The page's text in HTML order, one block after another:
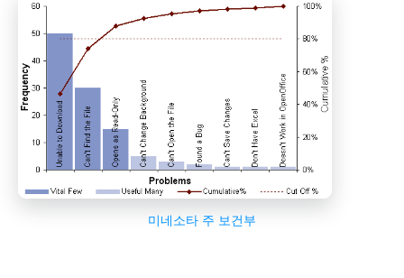
미네소타 주 보건부